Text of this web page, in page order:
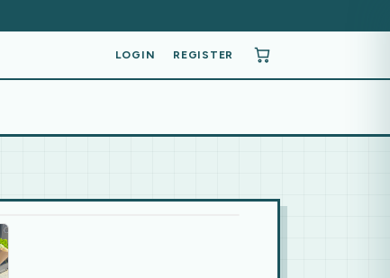
LOGIN REGISTER